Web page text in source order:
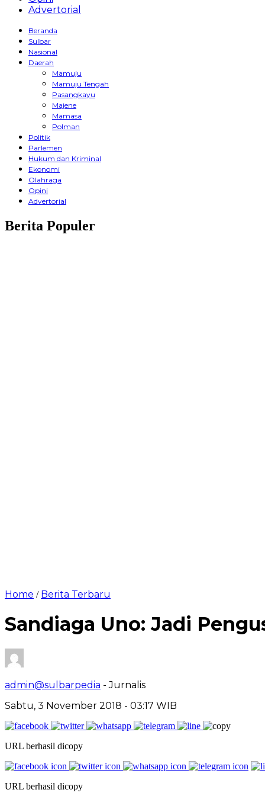
Advertorial
Beranda
Sulbar
Nasional
Daerah
Mamuju
Mamuju Tengah
Pasangkayu
Majene
Mamasa
Polman
Politik
Parlemen
Hukum dan Kriminal
Ekonomi
Olahraga
Opini
Advertorial
Berita Populer
Home / Berita Terbaru
Sandiaga Uno: Jadi
admin@sulbarpedia - Jurnalis
Sabtu, 3 November 2018 - 03:17 WIB
URL berhasil dicopy
URL berhasil dicopy